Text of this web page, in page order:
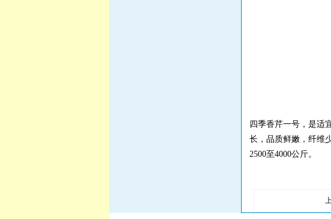
四季香芹一号，是适
长，品质鲜嫩，纤维
2500至4000公斤。